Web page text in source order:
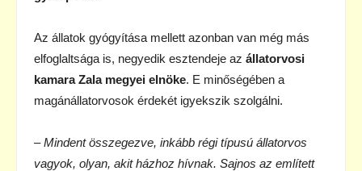
Az állatok gyógyítása mellett azonban van még más
elfoglaltsága is, negyedik esztendeje az állatorvosi
kamara Zala megyei elnöke. E minőségében a
magánállatorvosok érdekét igyekszik szolgálni.
– Mindent összegezve, inkább régi típusú állatorvos
vagyok, olyan, akit házhoz hívnak. Sajnos az említett